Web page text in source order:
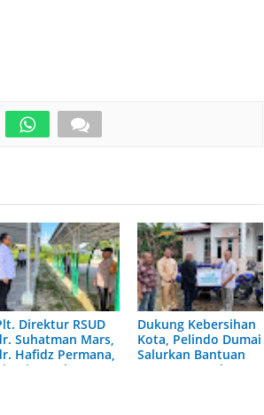
Direktur RSUD
Suhatman Mars,
Hafidz Permana,
Pimpin Apel
Dukung Kebersihan
Kota, Pelindo Dumai
Salurkan Bantuan
Motor Sampah